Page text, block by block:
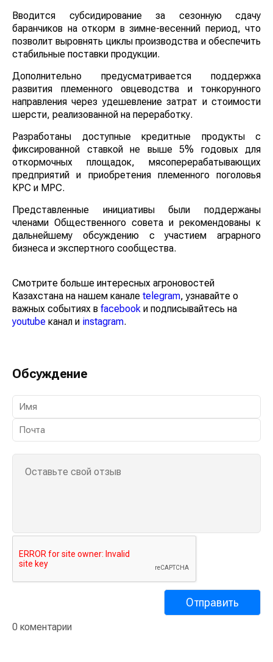
Вводится субсидирование за сезонную сдачу
баранчиков на откорм в зимне-весенний период, что
позволит выровнять циклы производства и обеспечить
стабильные поставки продукции.
Дополнительно предусматривается поддержка
развития племенного овцеводства и тонкорунного
направления через удешевление затрат и стоимости
шерсти, реализованной на переработку.
Разработаны доступные кредитные продукты с
фиксированной ставкой не выше 5% годовых для
откормочных площадок, мясоперерабатывающих
предприятий и приобретения племенного поголовья
КРС и МРС.
Представленные инициативы были поддержаны
членами Общественного совета и рекомендованы к
дальнейшему обсуждению с участием аграрного
бизнеса и экспертного сообщества.
Смотрите больше интересных агроновостей
Казахстана на нашем канале telegram, узнавайте о
важных событиях в facebook и подписывайтесь на
youtube канал и instagram.
Обсуждение
0 коментарии